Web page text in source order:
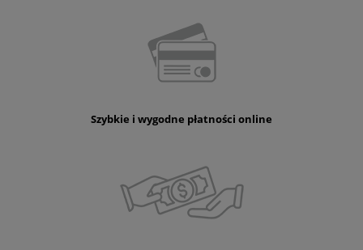
Szybkie i wygodne płatności online